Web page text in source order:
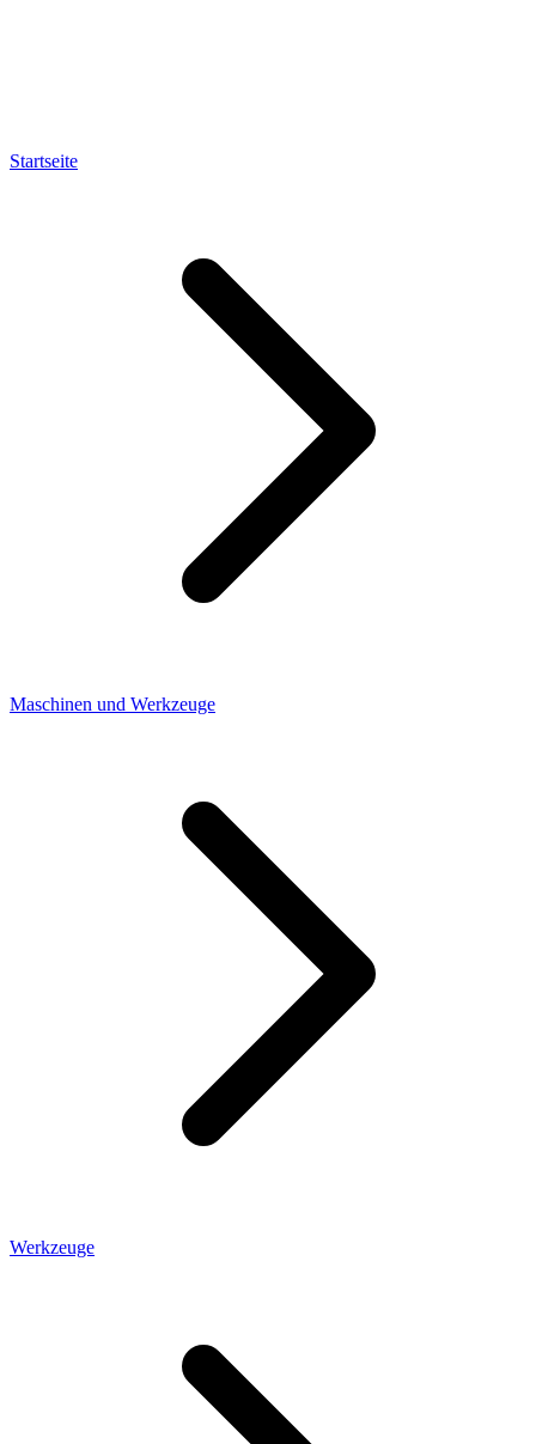
Startseite
Maschinen und Werkzeuge
Werkzeuge